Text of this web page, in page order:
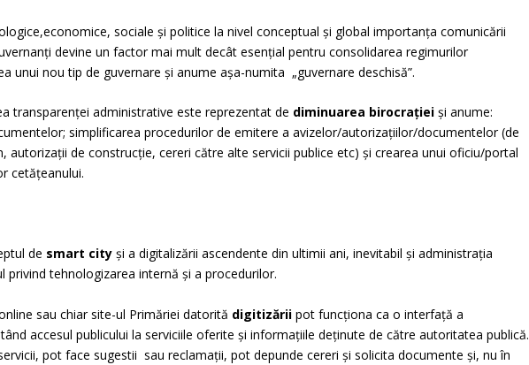
sociale și politice la nivel conceptual și global importanţa comunicării
devine un factor mai mult decât esențial pentru consolidarea regimurilor
unui nou tip de guvernare și anume așa-numita „guvernare deschisă”.
transparenței administrative este reprezentat de diminuarea birocraţiei și anume:
simplificarea procedurilor de emitere a avizelor/autorizațiilor/documentelor (de
autorizații de construcție, cereri către alte servicii publice etc) și crearea unui oficiu/portal
cetățeanului.
de smart city și a digitalizării ascendente din ultimii ani, inevitabil și administrația
privind tehnologizarea internă și a procedurilor.
sau chiar site-ul Primăriei datorită digitizării pot funcţiona ca o interfaţă a
accesul publicului la serviciile oferite şi informaţiile deţinute de către autoritatea publică.
pot face sugestii sau reclamații, pot depunde cereri și solicita documente şi, nu în